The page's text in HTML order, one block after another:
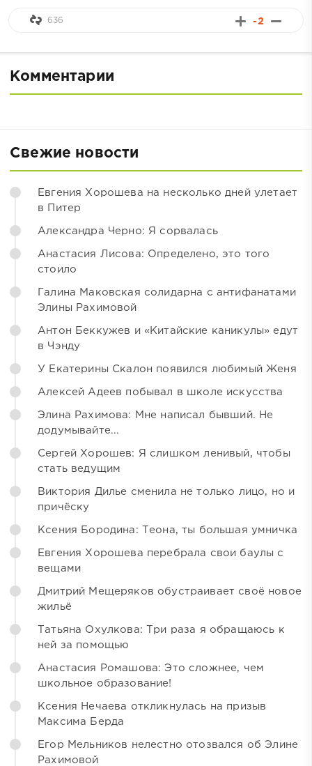
-2
636
Комментарии
Свежие новости
Евгения Хорошева на несколько дней улетает
в Питер
Александра Черно: Я сорвалась
Анастасия Лисова: Определено, это того
стоило
Галина Маковская солидарна с антифанатами
Элины Рахимовой
Антон Беккужев и «Китайские каникулы» едут
в Чэнду
У Екатерины Скалон появился любимый Женя
Алексей Адеев побывал в школе искусства
Элина Рахимова: Мне написал бывший. Не
додумывайте...
Сергей Хорошев: Я слишком ленивый, чтобы
стать ведущим
Виктория Дилье сменила не только лицо, но и
причёску
Ксения Бородина: Теона, ты большая умничка
Евгения Хорошева перебрала свои баулы с
вещами
Дмитрий Мещеряков обустраивает своё новое
жильё
Татьяна Охулкова: Три раза я обращаюсь к
ней за помощью
Анастасия Ромашова: Это сложнее, чем
школьное образование!
Ксения Нечаева откликнулась на призыв
Максима Берда
Егор Мельников нелестно отозвался об Элине
Рахимовой